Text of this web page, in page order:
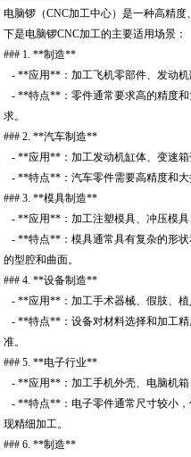
电脑锣（CNC加工中心）是一种高精
下是电脑锣CNC加工的主要适用场景：
### 1. **制造**
- **应用**：加工飞机零部件、发动机
- **特点**：零件通常要求高的精度
求。
### 2. **汽车制造**
- **应用**：加工发动机缸体、变速箱
- **特点**：汽车零件需要高精度和大
### 3. **模具制造**
- **应用**：加工注塑模具、冲压模具
- **特点**：模具通常具有复杂的形
的型腔和曲面。
### 4. **设备制造**
- **应用**：加工手术器械、假肢、植
- **特点**：设备对材料选择和加工
准。
### 5. **电子行业**
- **应用**：加工手机外壳、电脑机箱
- **特点**：电子零件通常尺寸较小
现精细加工。
### 6. **制造**